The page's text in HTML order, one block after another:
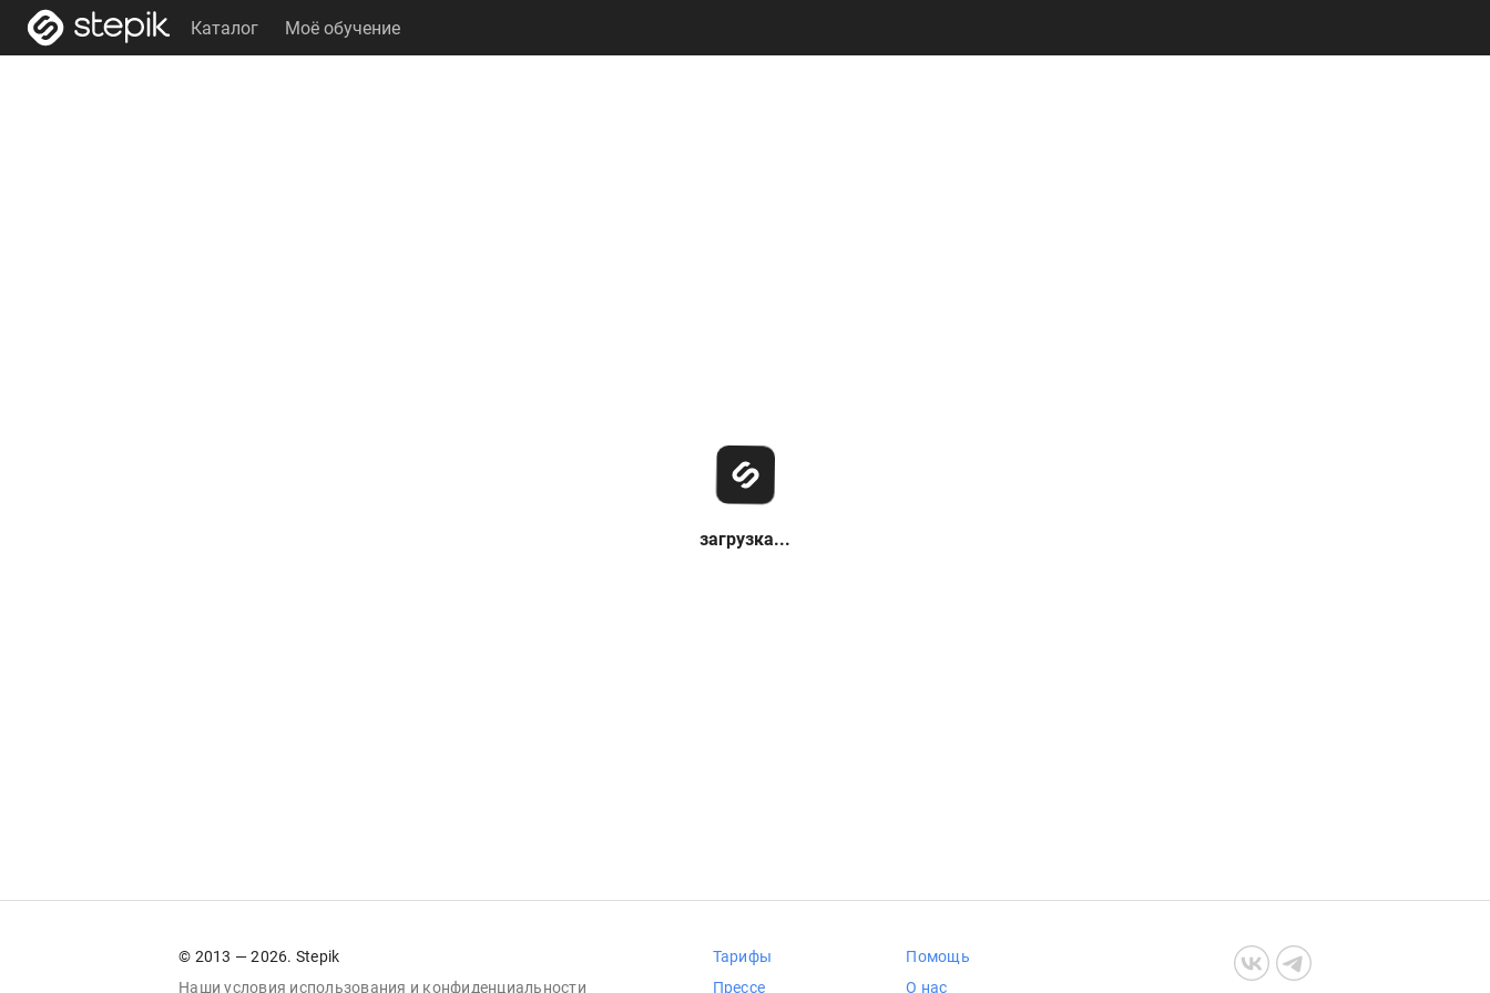
Каталог Моё обучение
загрузка...
© 2013 — 2026. Stepik
Наши условия использования и конфиденциальности
Тарифы
Прессе
Помощь
О нас